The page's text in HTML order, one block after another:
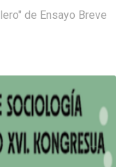
de Ensayo Breve